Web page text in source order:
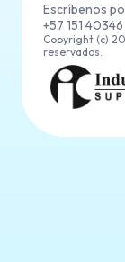
Escríbenos
+57 151 40346
Copyright (c)
reservados.